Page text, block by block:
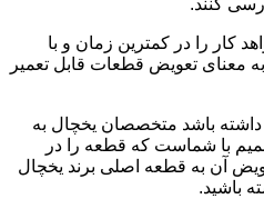
کنند.
کار را در کمترین زمان و با
به معنای تعویض قطعات قابل تعمیر
داشته باشد متخصصان یخچال به
با شماست که قطعه را در
آن به قطعه اصلی برند یخچال
باشید.